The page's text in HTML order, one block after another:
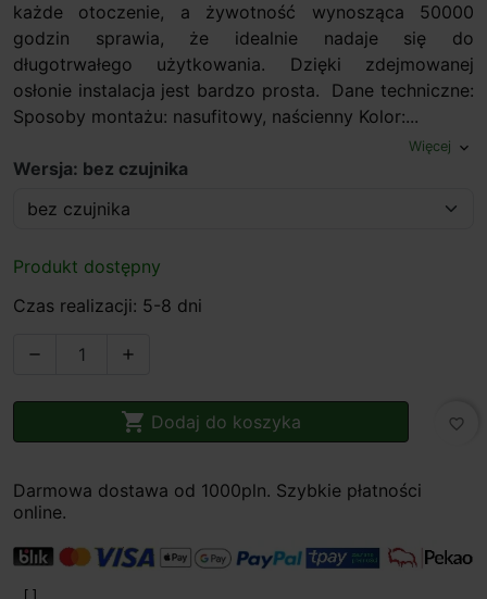
każde otoczenie, a żywotność wynosząca 50000
godzin sprawia, że ​​idealnie nadaje się do
długotrwałego użytkowania. Dzięki zdejmowanej
osłonie instalacja jest bardzo prosta. Dane techniczne:
Sposoby montażu: nasufitowy, naścienny Kolor:...
Więcej expand_more
Wersja: bez czujnika
Produkt dostępny
Czas realizacji: 5-8 dni
 
 Dodaj do koszyka favorite_border
Darmowa dostawa od 1000pln. Szybkie płatności
online.